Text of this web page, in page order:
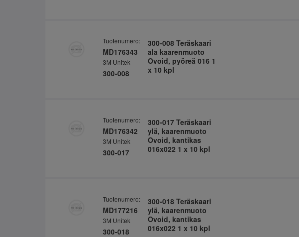
Tuotenumero:
MD176343
3M Unitek
300-008
300-008 Teräskaari
ala kaarenmuoto
Ovoid, pyöreä 016 1
x 10 kpl
Tuotenumero:
MD176342
3M Unitek
300-017
300-017 Teräskaari
ylä, kaarenmuoto
Ovoid, kantikas
016x022 1 x 10 kpl
Tuotenumero:
MD177216
3M Unitek
300-018
300-018 Teräskaari
ylä, kaarenmuoto
Ovoid, kantikas
016x022 1 x 10 kpl